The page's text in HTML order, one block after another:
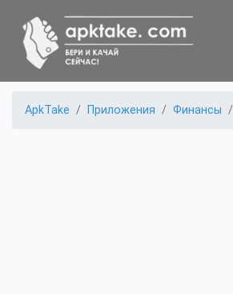
ApkTake Приложения Финансы